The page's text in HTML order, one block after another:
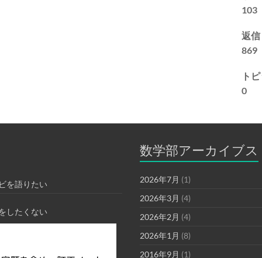
103
返信
869
ト
0
を語りたい
したくない
数学部アーカイブス
2026年7月 (1)
2026年3月 (4)
2026年2月 (4)
2026年1月 (8)
2016年9月 (1)